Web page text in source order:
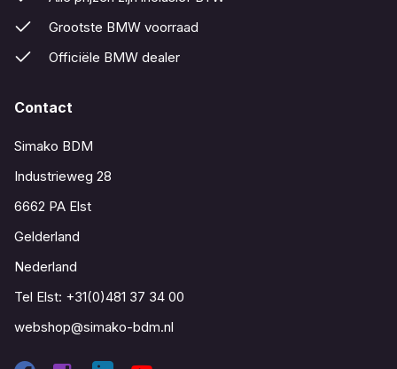
Grootste BMW voorraad
Officiële BMW dealer
Contact
Simako BDM
Industrieweg 28
6662 PA Elst
Gelderland
Nederland
Tel Elst: +31(0)481 37 34 00
webshop@simako-bdm.nl